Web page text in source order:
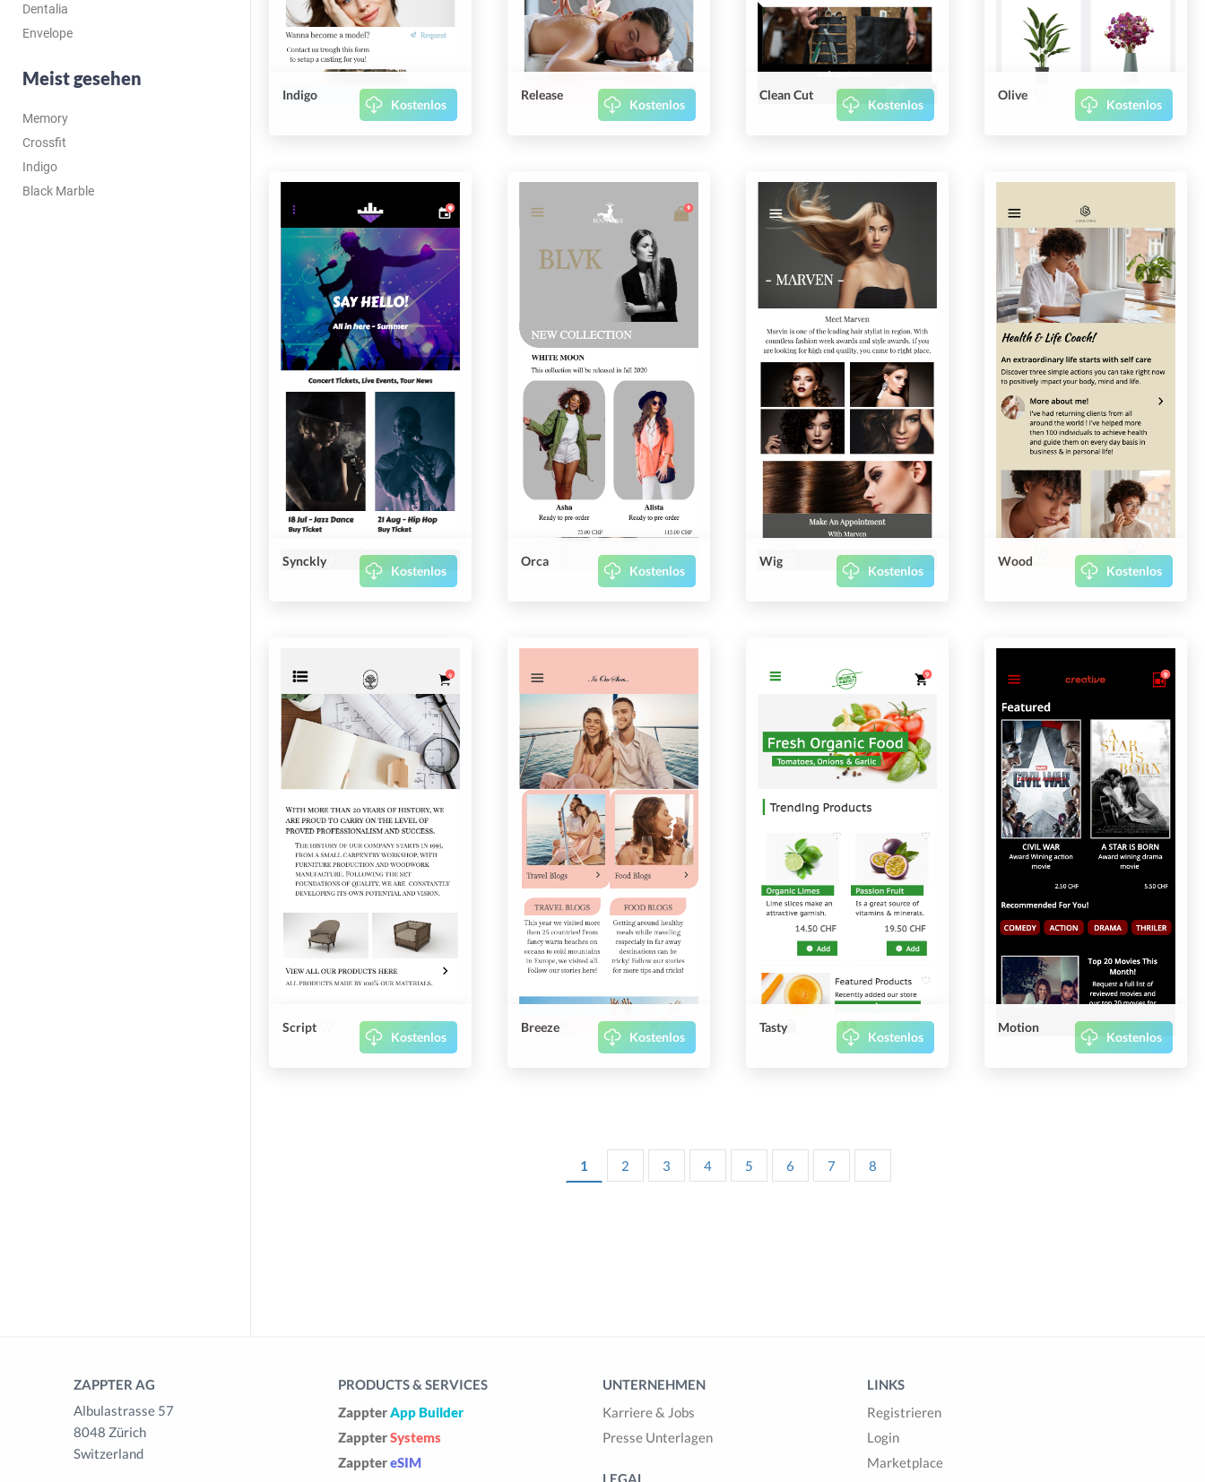
Dentalia
Envelope
Meist gesehen
Memory
Crossfit
Indigo
Black Marble
Indigo
Kostenlos
Release
Kostenlos
Clean Cut
Kostenlos
Olive
Kostenlos
Synckly
Kostenlos
Orca
Kostenlos
Wig
Kostenlos
Wood
Kostenlos
Script
Kostenlos
Breeze
Kostenlos
Tasty
Kostenlos
Motion
Kostenlos
1 2 3 4 5 6 7 8
ZAPPTER AG
Albulastrasse 57
8048 Zürich
Switzerland
PRODUCTS & SERVICES
ZappterApp Builder
ZappterSystems
ZapptereSIM
UNTERNEHMEN
Karriere & Jobs
Presse Unterlagen
LEGAL
LINKS
Registrieren
Login
Marketplace